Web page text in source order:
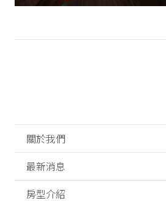
關於我們
最新消息
房型介紹